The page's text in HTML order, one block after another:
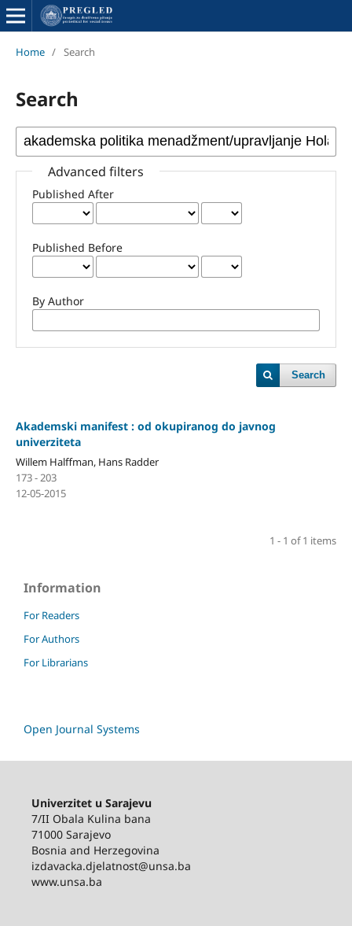
Home / Search
Search
Advanced filters
Published After
Published Before
By Author
Search
Akademski manifest : od okupiranog do javnog
univerziteta
Willem Halffman, Hans Radder
173 - 203
12-05-2015
1 - 1 of 1 items
Information
For Readers
For Authors
For Librarians
Open Journal Systems
Univerzitet u Sarajevu
7/II Obala Kulina bana
71000 Sarajevo
Bosnia and Herzegovina
izdavacka.djelatnost@unsa.ba
www.unsa.ba